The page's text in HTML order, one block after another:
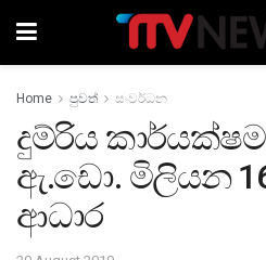
Home පුවත් සංවර්ධන
දුම්රිය
ඇ.ඩො. මිලියන
ආධාර